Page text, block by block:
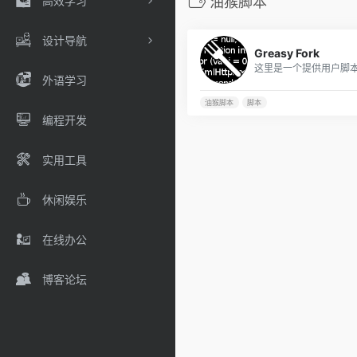
设计导航
外语学习
编程开发
实用工具
休闲娱乐
在线办公
博客论坛
Greasy Fork
油猴脚本 脚本